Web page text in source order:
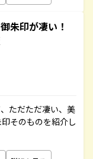
朱印が凄い！
ただただ凄い、美
そのものを紹介し